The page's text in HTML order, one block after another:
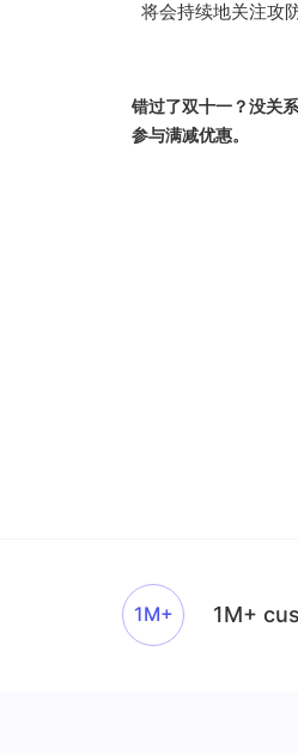
将会持续地关注攻
错过了双十一？没关
参与满减优惠。
1M+ 1M+